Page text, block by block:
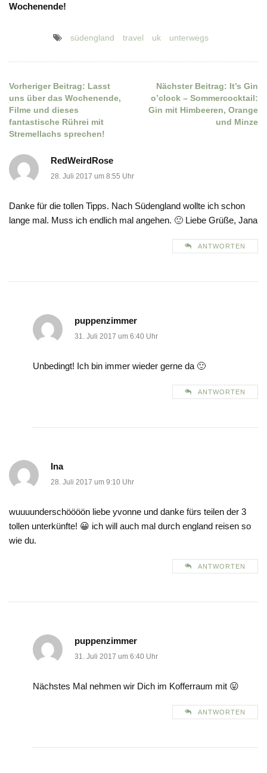
Wochenende!
südengland travel uk unterwegs
Beitragsnavigation
Vorheriger Beitrag: Lasst
uns über das Wochenende,
Filme und dieses
fantastische Rührei mit
Stremellachs sprechen!
Nächster Beitrag: It’s Gin
o’clock – Sommercocktail:
Gin mit Himbeeren, Orange
und Minze
RedWeirdRose
28. Juli 2017 um 8:55 Uhr
Danke für die tollen Tipps. Nach Südengland wollte ich schon
lange mal. Muss ich endlich mal angehen. 🙂 Liebe Grüße, Jana
ANTWORTEN
puppenzimmer
31. Juli 2017 um 6:40 Uhr
Unbedingt! Ich bin immer wieder gerne da 🙂
ANTWORTEN
Ina
28. Juli 2017 um 9:10 Uhr
wuuuunderschöööön liebe yvonne und danke fürs teilen der 3
tollen unterkünfte! 😀 ich will auch mal durch england reisen so
wie du.
ANTWORTEN
puppenzimmer
31. Juli 2017 um 6:40 Uhr
Nächstes Mal nehmen wir Dich im Kofferraum mit 😛
ANTWORTEN